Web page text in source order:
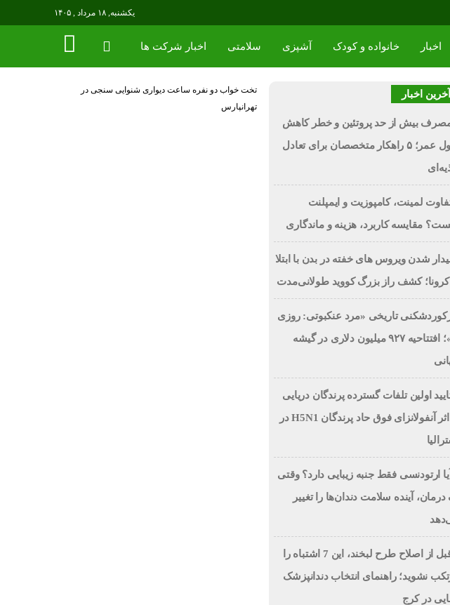
یکشنبه, ۱۸ مرداد , ۱۴۰۵
اخبار خانواده و کودک آشپزی سلامتی اخبار شرکت ها
آخرین اخبار
بیش از حد پروتئین و خطر کاهش
طول عمر؛ ۵ راهکار متخصصان برای تعادل
لمینت، کامپوزیت و ایمپلنت
مقایسه کاربرد، هزینه و ماندگاری
شدن ویروس‌ های خفته در بدن با ابتلا
کرونا؛ کشف راز بزرگ کووید طولانی‌مدت
تاریخی «مرد عنکبوتی: روزی
نو»؛ افتتاحیه ۹۲۷ میلیون دلاری در گیشه
اولین تلفات گسترده پرندگان دریایی
بر اثر آنفولانزای فوق حاد پرندگان H5N1 در
آیا ارتودنسی فقط جنبه زیبایی دارد؟ وقتی
درمان، آینده سلامت دندان‌ها را تغییر
قبل از اصلاح طرح لبخند، این 7 اشتباه را
نشوید؛ راهنمای انتخاب دندانپزشک
در کرج
تخت خواب دو نفرهساعت دیواریشنوایی سنجی در
تهرانپارس